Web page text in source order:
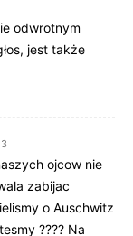
odwrotnym
jest także
ojcow nie
zabijac
o Auschwitz
???? Na